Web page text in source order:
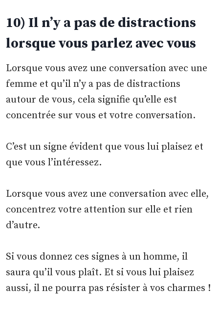
10) Il n’y a pas de distractions
lorsque vous parlez avec vous
Lorsque vous avez une conversation avec une
femme et qu’il n’y a pas de distractions
autour de vous, cela signifie qu’elle est
concentrée sur vous et votre conversation.
C’est un signe évident que vous lui plaisez et
que vous l’intéressez.
Lorsque vous avez une conversation avec elle,
concentrez votre attention sur elle et rien
d’autre.
Si vous donnez ces signes à un homme, il
saura qu’il vous plaît. Et si vous lui plaisez
aussi, il ne pourra pas résister à vos charmes !